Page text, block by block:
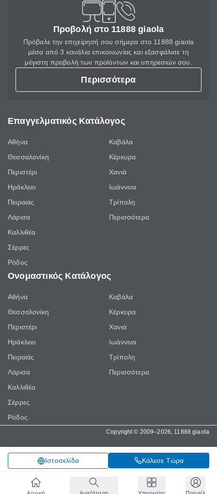
Ιστοσελίδα Κάλεσε Τώρα
Προβολή στο 11888 giaola
Πρόβαλε την επιχείρησή σου σήμερα στο 11888 giaola
μέσα από 3 κανάλια επικοινωνίας και εξασφάλισε τη
μέγιστη προβολή των προϊόντων και υπηρεσιών σου.
Περισσότερα
Επαγγελματικός Κατάλογος
Αθήνα
Θεσσαλονίκη
Περιστέρι
Ηράκλειο
Πειραιάς
Λάρισα
Καλλιθέα
Σέρρες
Ρόδος
Καβάλα
Κέρκυρα
Χανιά
Ιωάννινα
Τρίπολη
Περισσότερα
Ονομαστικός Κατάλογος
Αθήνα
Θεσσαλονίκη
Περιστέρι
Ηράκλειο
Πειραιάς
Λάρισα
Καλλιθέα
Σέρρες
Ρόδος
Καβάλα
Κέρκυρα
Χανιά
Ιωάννινα
Τρίπολη
Περισσότερα
Copyright © 2009–2026, 11888 giaola